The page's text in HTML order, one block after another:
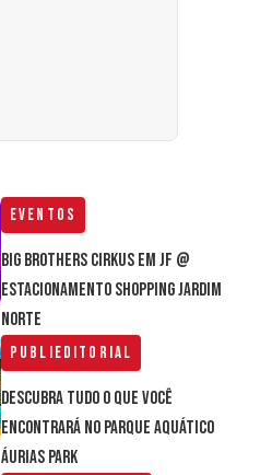
Eventos
Big Brothers Cirkus em JF @
estacionamento Shopping Jardim
Norte
Publieditorial
Descubra tudo o que você
encontrará no parque aquático
Áurias Park